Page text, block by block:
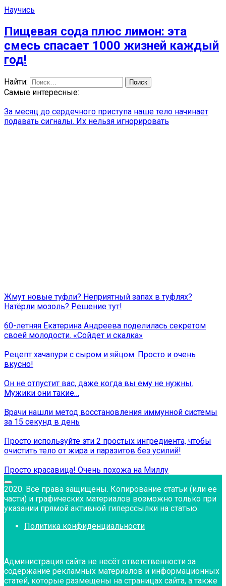
Научись
Пищевая сода плюс лимон: эта
смесь спасает 1000 жизней каждый
год!
Найти:
Самые интересные:
За месяц до сердечного приступа наше тело начинает
подавать сигналы. Их нельзя игнорировать
Жмут новые туфли? Неприятный запах в туфлях?
Натёрли мозоль? Решение тут!
60-летняя Екатерина Андреева поделилась секретом
своей молодости. «Сойдет и скалка»
Рецепт хачапури с сыром и яйцом. Просто и очень
вкусно!
Он не отпустит вас, даже когда вы ему не нужны.
Мужики они такие…
Врачи нашли метод восстановления иммунной системы
за 15 секунд в день
Просто используйте эти 2 простых ингредиента, чтобы
очистить тело от жира и паразитов без усилий!
Просто красавица! Очень похожа на Миллу
2020. Все права защищены. Копирование статьи (или ее
части) и графических материалов возможно только при
указании прямой активной гиперссылки на статью.
Политика конфиденциальности
Администрация сайта не несёт ответственности за
содержание рекламных материалов и информационных
статей, которые размещены на страницах сайта, а также